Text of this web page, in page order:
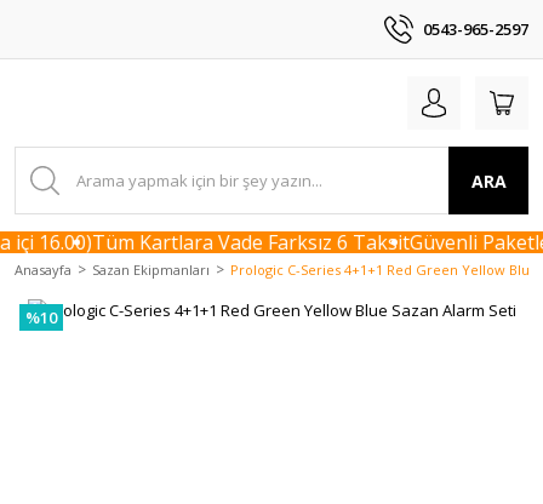
0543-965-2597
ARA
16.00)Tüm Kartlara Vade Farksız 6 TaksitGüvenli
Anasayfa Sazan Ekipmanları Prologic C-Series 4+1+1 Red Green Yellow Blue
%10